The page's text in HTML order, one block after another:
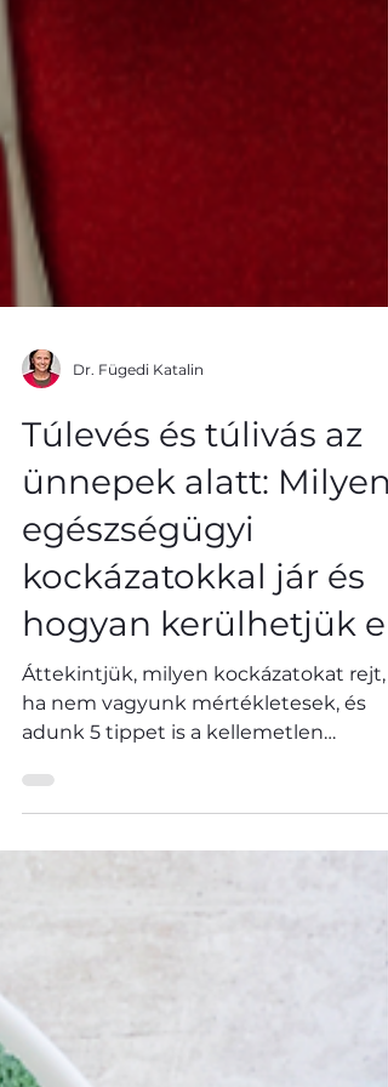
Dr. Fügedi Katalin
Túlevés és túlivás az
ünnepek alatt: Milyen
egészségügyi
kockázatokkal jár és
hogyan kerülhetjük el
Áttekintjük, milyen kockázatokat rejt,
következmények elkerülésére.